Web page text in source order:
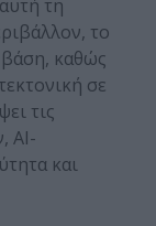
τη
το
βάση, καθώς
σε
τις
AI-
και